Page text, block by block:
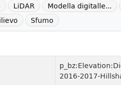
LiDAR Modella digitalle...
Sfumo
2016-2017-